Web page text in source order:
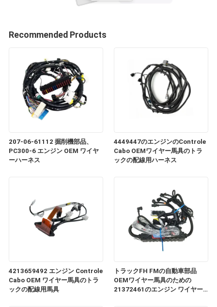
Recommended Products
207-06-61112 掘削機部品、
PC300-6 エンジン OEM ワイヤ
ーハーネス
4449447のエンジンのControle
Cabo OEMワイヤー馬具のトラ
ックの配線用ハーネス
4213659492 エンジン Controle
Cabo OEM ワイヤー馬具のトラ
ックの配線用馬具
トラックFH FMの自動車部品
OEMワイヤー馬具のための
21372461のエンジン ワイヤー